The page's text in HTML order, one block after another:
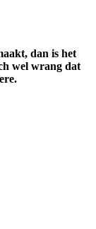
dan is het
wel wrang dat